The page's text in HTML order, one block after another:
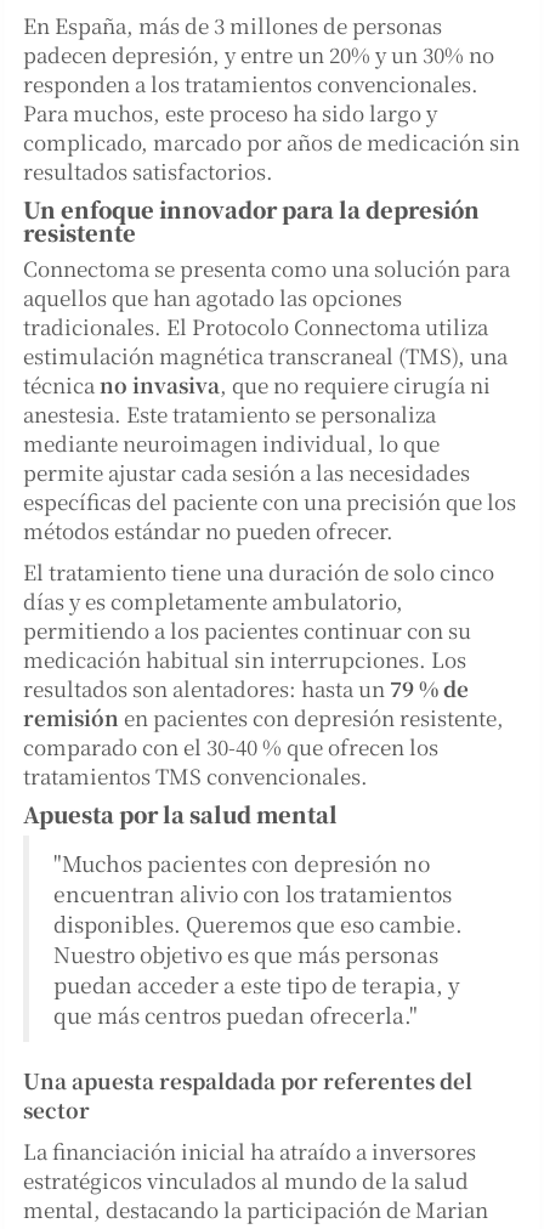
En España, más de 3 millones de personas
padecen depresión, y entre un 20% y un 30% no
responden a los tratamientos convencionales.
Para muchos, este proceso ha sido largo y
complicado, marcado por años de medicación sin
resultados satisfactorios.
Un enfoque innovador para la depresión
resistente
Connectoma se presenta como una solución para
aquellos que han agotado las opciones
tradicionales. El Protocolo Connectoma utiliza
estimulación magnética transcraneal (TMS), una
técnica no invasiva, que no requiere cirugía ni
anestesia. Este tratamiento se personaliza
mediante neuroimagen individual, lo que
permite ajustar cada sesión a las necesidades
específicas del paciente con una precisión que los
métodos estándar no pueden ofrecer.
El tratamiento tiene una duración de solo cinco
días y es completamente ambulatorio,
permitiendo a los pacientes continuar con su
medicación habitual sin interrupciones. Los
resultados son alentadores: hasta un 79 % de
remisión en pacientes con depresión resistente,
comparado con el 30-40 % que ofrecen los
tratamientos TMS convencionales.
Apuesta por la salud mental
"Muchos pacientes con depresión no
encuentran alivio con los tratamientos
disponibles. Queremos que eso cambie.
Nuestro objetivo es que más personas
puedan acceder a este tipo de terapia, y
que más centros puedan ofrecerla."
Una apuesta respaldada por referentes del
sector
La financiación inicial ha atraído a inversores
estratégicos vinculados al mundo de la salud
mental, destacando la participación de Marian